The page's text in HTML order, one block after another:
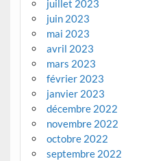
juillet 2023
juin 2023
mai 2023
avril 2023
mars 2023
février 2023
janvier 2023
décembre 2022
novembre 2022
octobre 2022
septembre 2022